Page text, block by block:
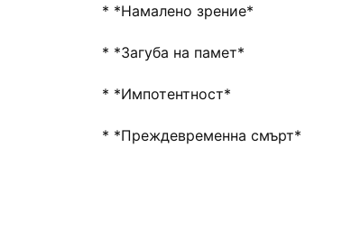
* *Намалено зрение*
* *Загуба на памет*
* *Импотентност*
* *Преждевременна смърт*